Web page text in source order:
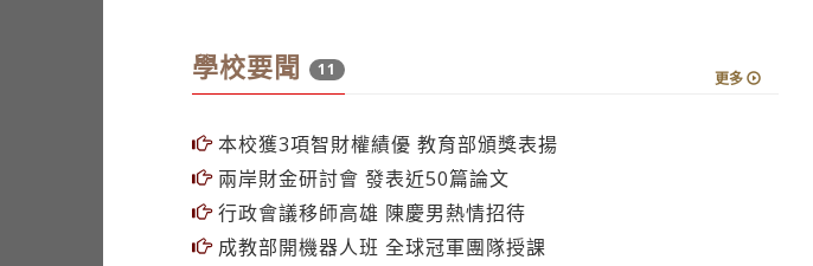
學校要聞 11 更多
本校獲3項智財權績優 教育部頒獎表揚
兩岸財金研討會 發表近50篇論文
行政會議移師高雄 陳慶男熱情招待
成教部開機器人班 全球冠軍團隊授課